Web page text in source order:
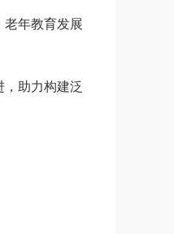
年教育发展
助力构建泛